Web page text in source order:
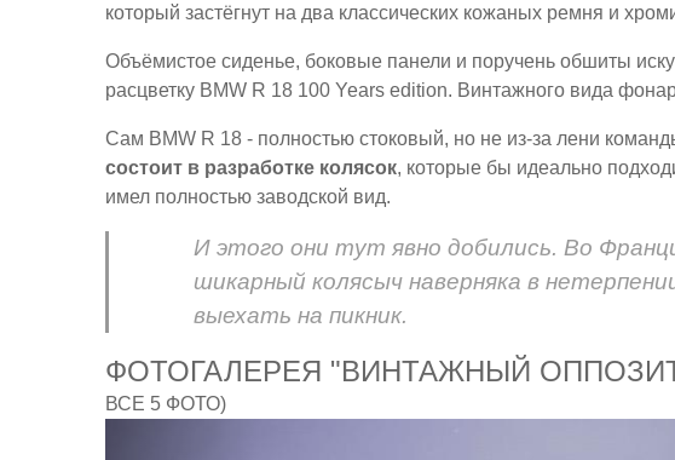
который застёгнут на два классических кожаных ремня и
Объёмистое сиденье, боковые панели и поручень обшиты
расцветку BMW R 18 100 Years edition. Винтажного вида
Сам BMW R 18 - полностью стоковый, но не из-за лени
состоит в разработке колясок, которые бы идеально
имел полностью заводской вид.
И этого они тут явно добились. Во
шикарный колясыч наверняка в
выехать на пикник.
ФОТОГАЛЕРЕЯ "ВИНТАЖНЫЙ
ВСЕ 5 ФОТО)